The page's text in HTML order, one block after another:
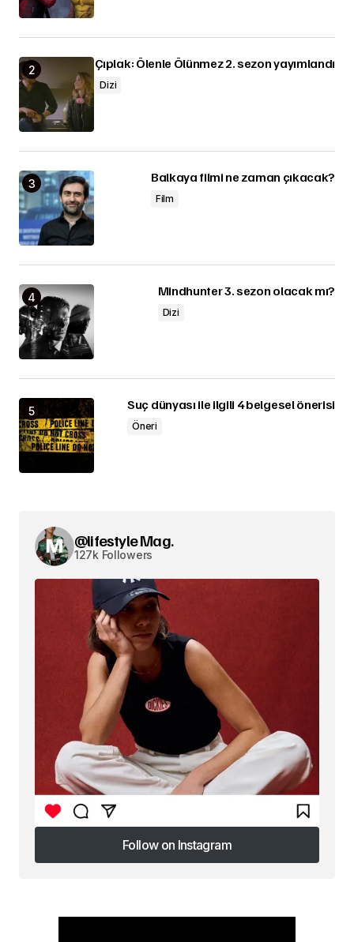
Çıplak: Ölenle Ölünmez 2. sezon yayımlandı
Dizi
Balkaya filmi ne zaman çıkacak?
Film
Mindhunter 3. sezon olacak mı?
Dizi
Suç dünyası ile ilgili 4 belgesel önerisi
Öneri
@lifestyle Mag.
127k Followers
Follow on Instagram
Follow on Instagram